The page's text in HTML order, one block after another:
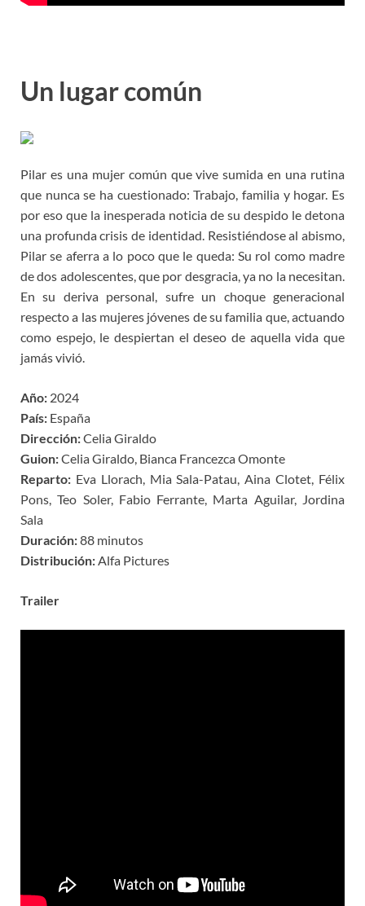
Un lugar común
Pilar es una mujer común que vive sumida en una rutina
que nunca se ha cuestionado: Trabajo, familia y hogar. Es
por eso que la inesperada noticia de su despido le detona
una profunda crisis de identidad. Resistiéndose al abismo,
Pilar se aferra a lo poco que le queda: Su rol como madre
de dos adolescentes, que por desgracia, ya no la necesitan.
En su deriva personal, sufre un choque generacional
respecto a las mujeres jóvenes de su familia que, actuando
como espejo, le despiertan el deseo de aquella vida que
jamás vivió.
Año: 2024
País: España
Dirección:Celia Giraldo
Guion:Celia Giraldo, Bianca Francezca Omonte
Reparto: Eva Llorach, Mia Sala-Patau, Aina Clotet, Félix
Pons, Teo Soler, Fabio Ferrante, Marta Aguilar, Jordina
Sala
Duración:88 minutos
Distribución:Alfa Pictures
Trailer